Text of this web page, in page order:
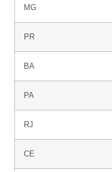
MG
PR
BA
PA
RJ
CE